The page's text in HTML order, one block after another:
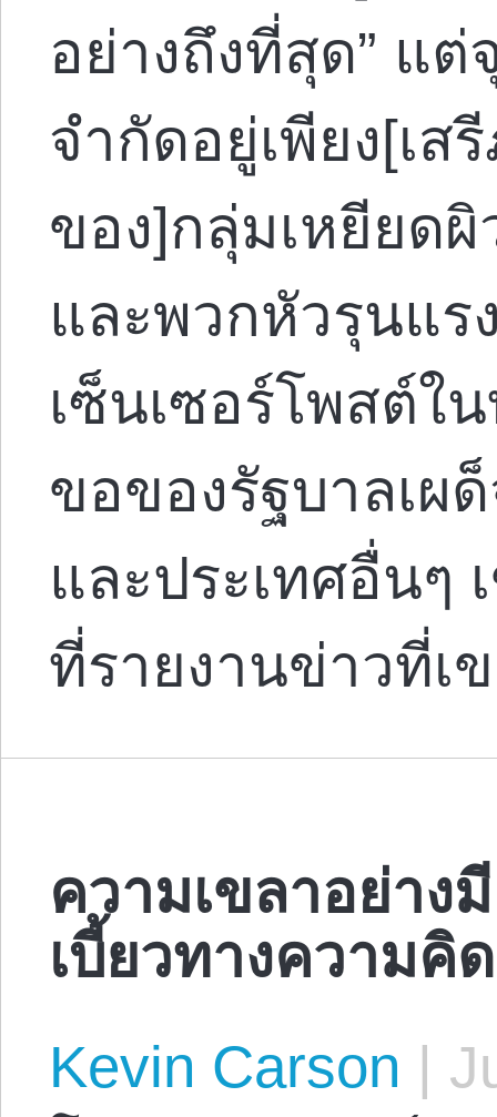
อย่างถึงที่สุด” แ
จำกัดอยู่เพียง[เส
ของ]กลุ่มเหยียด
และพวกหัวรุนแร
เซ็นเซอร์โพสต์ใ
ขอของรัฐบาลเผ
และประเทศอื่นๆ
ที่รายงานข่าวที่
ความเขลาอย่าง
เบี้ยวทางความคิ
Kevin Carson |